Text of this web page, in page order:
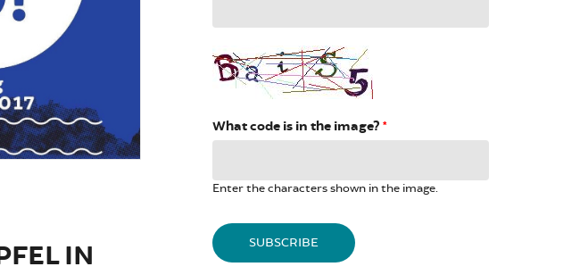
IN
What code is in the image? *
Enter the characters shown in the image.